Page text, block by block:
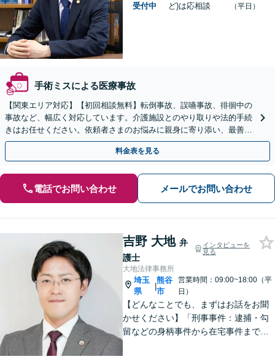
受付中
ど)は応相談
（平日）
手術ミスによる医療事故
【関東エリア対応】【初回相談無料】転倒事故、誤嚥事故、徘徊中の
事故など、幅広く対応しています。介護施設とのやり取りや法的手続
きはお任せください。依頼者さまのお悩みに親身に寄り添い、最善の
結果が得られるように尽力いたします。
料金表を見る
電話でお問い合わせ メールでお問い合わせ
吉野 大地 弁
護士
インタビューを
見る
大地法律事務所
埼玉
県
|
熊谷
市
営業時間：09:00~18:00（平
日）
【どんなことでも、まずはお話をお聞
かせください】「刑事事件：逮捕・勾
留などの身柄事件から在宅事件まで、